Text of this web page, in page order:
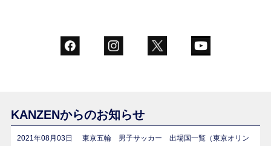
KANZENからのお知らせ
2021年08月03日
東京五輪 男子サッカー 出場国一覧（東京オリン